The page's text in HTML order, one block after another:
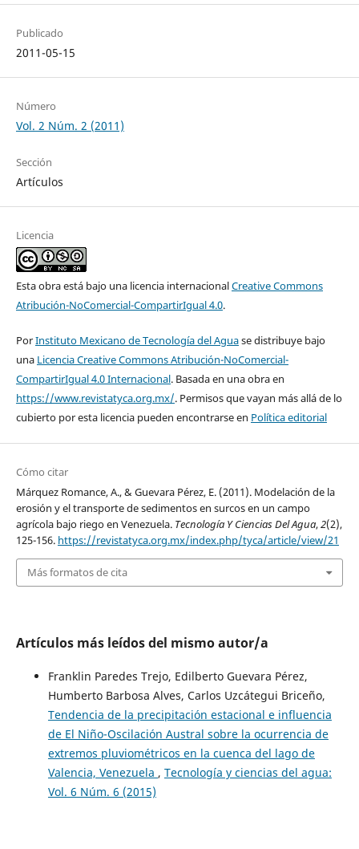
Publicado
2011-05-15
Número
Vol. 2 Núm. 2 (2011)
Sección
Artículos
Licencia
Esta obra está bajo una licencia internacionalCreative Commons
Atribución-NoComercial-CompartirIgual 4.0.
PorInstituto Mexicano de Tecnología del Aguase distribuye bajo
una Licencia Creative Commons Atribución-NoComercial-
CompartirIgual 4.0 Internacional. Basada en una obra en
https://www.revistatyca.org.mx/. Permisos que vayan más allá de lo
cubierto por esta licencia pueden encontrarse en Política editorial
Cómo citar
Márquez Romance, A., & Guevara Pérez, E. (2011). Modelación de la
erosión y el transporte de sedimentos en surcos en un campo
agrícola bajo riego en Venezuela. Tecnología Y Ciencias Del Agua,2(2),
125-156. https://revistatyca.org.mx/index.php/tyca/article/view/21
Más formatos de cita
Artículos más leídos del mismo autor/a
Franklin Paredes Trejo, Edilberto Guevara Pérez,
Humberto Barbosa Alves, Carlos Uzcátegui Briceño,
Tendencia de la precipitación estacional e influencia
de El Niño-Oscilación Austral sobre la ocurrencia de
extremos pluviométricos en la cuenca del lago de
Valencia, Venezuela , Tecnología y ciencias del agua:
Vol. 6 Núm. 6 (2015)